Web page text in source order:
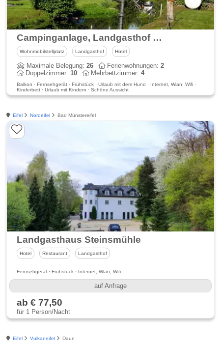
Campinganlage, Landgasthof & Restaurant Frings-Mühle - direkt am Ahrtalradweg
Wohnmobilstellplatz Landgasthof Hotel
Maximale Belegung:26 Ferienwohnungen:2
Doppelzimmer:10 Mehrbettzimmer:4
Balkon · Fernsehgerät · Frühstück · Urlaub mit dem Hund · Internet, Wlan, Wifi ·
Kinderbett · Urlaub mit Kindern · Schöne Aussicht
Eifel Nordeifel Bad Münstereifel
Landgasthaus Steinsmühle
Hotel Restaurant Landgasthof
Fernsehgerät · Frühstück · Internet, Wlan, Wifi
auf Anfrage
ab € 77,50
für 1 Person/Nacht
Eifel Vulkaneifel Daun